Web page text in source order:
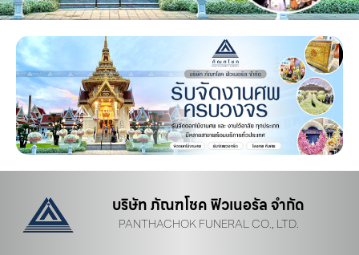
บริษัท ภัณฑโชค ฟิวเนอรัล จำกัด
PANTHACHOK FUNERAL CO., LTD.